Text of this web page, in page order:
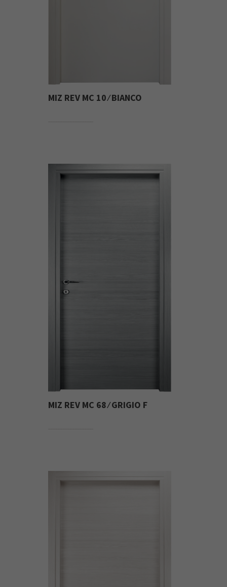
MIZ REV MC 10 ⁄ BIANCO
MIZ REV MC 68 ⁄ GRIGIO F